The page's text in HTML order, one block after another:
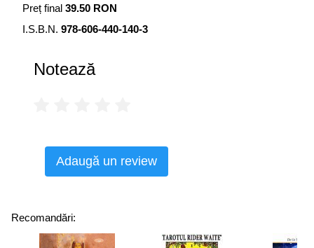
Preț final 39.50 RON
I.S.B.N. 978-606-440-140-3
Notează
Adaugă un review
Recomandări: